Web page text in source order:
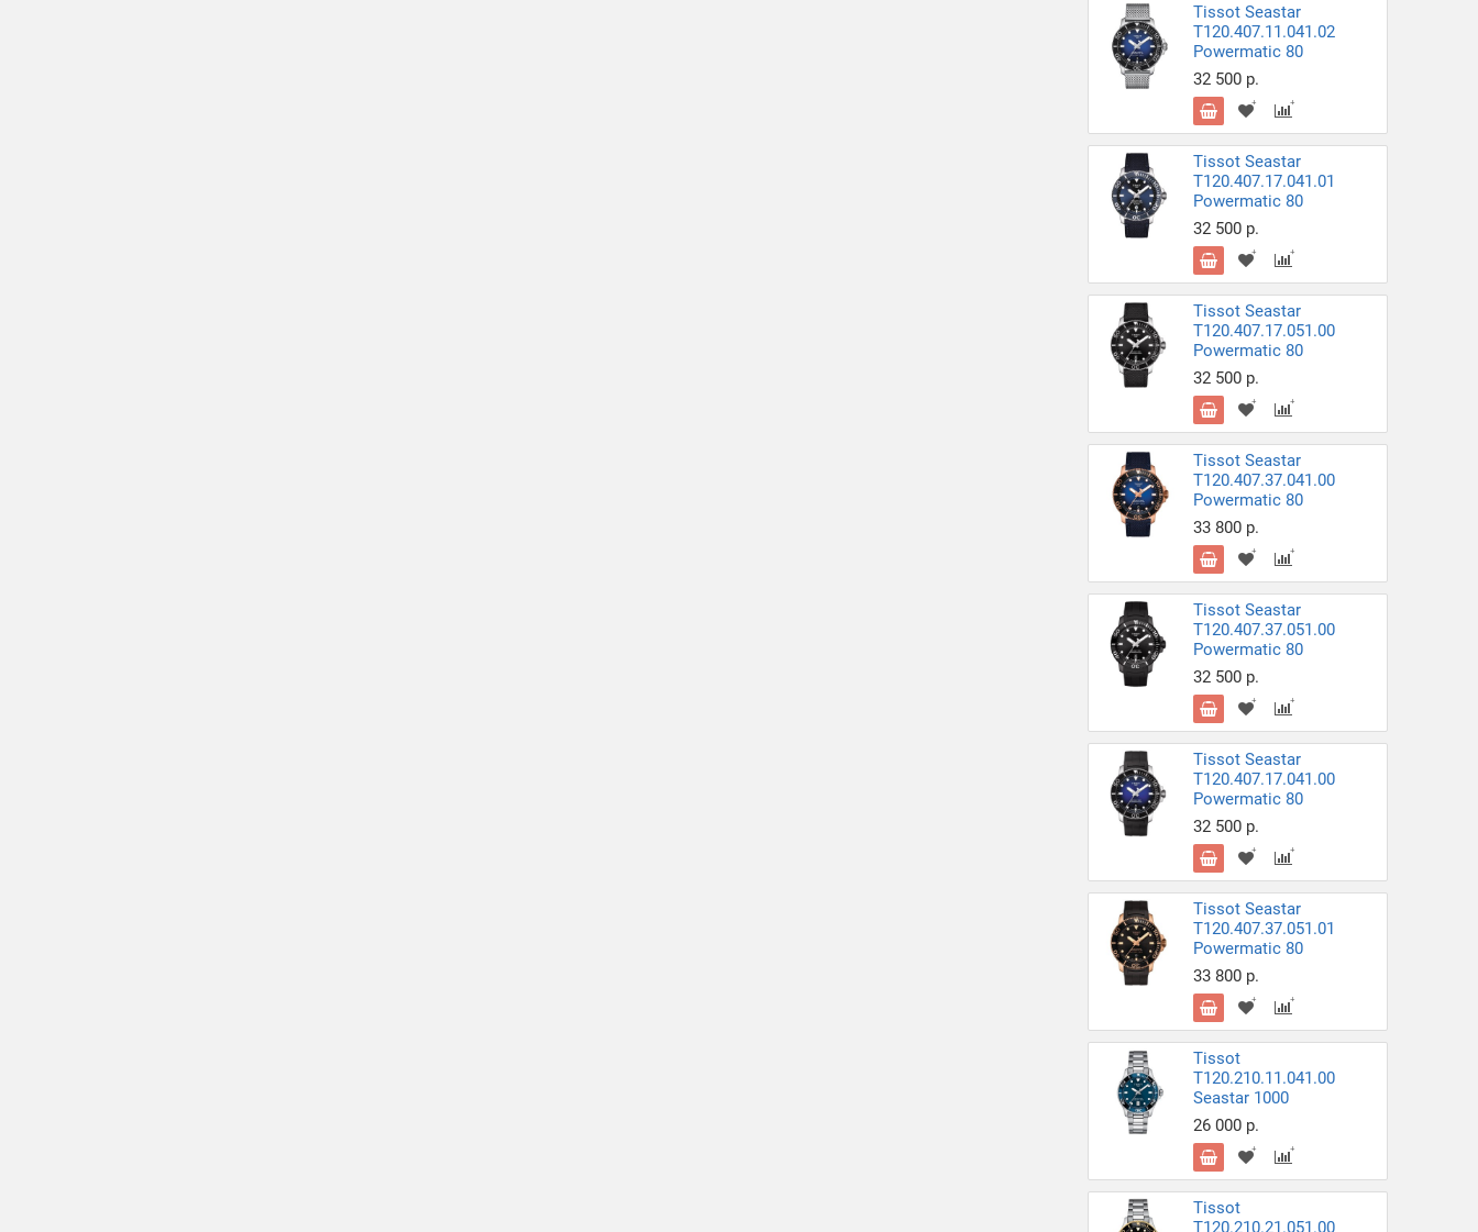
Tissot Seastar
T120.407.11.041.02
Powermatic 80
32 500 р.
Tissot Seastar
T120.407.17.041.01
Powermatic 80
32 500 р.
Tissot Seastar
T120.407.17.051.00
Powermatic 80
32 500 р.
Tissot Seastar
T120.407.37.041.00
Powermatic 80
33 800 р.
Tissot Seastar
T120.407.37.051.00
Powermatic 80
32 500 р.
Tissot Seastar
T120.407.17.041.00
Powermatic 80
32 500 р.
Tissot Seastar
T120.407.37.051.01
Powermatic 80
33 800 р.
Tissot
T120.210.11.041.00
Seastar 1000
26 000 р.
Tissot
T120.210.21.051.00